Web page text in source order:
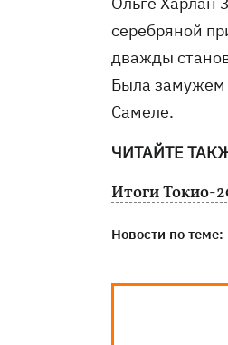
серебряной
дважды
Была замужем
Самеле.
ЧИТАЙТЕ
Итоги Токио-
Новости по теме: